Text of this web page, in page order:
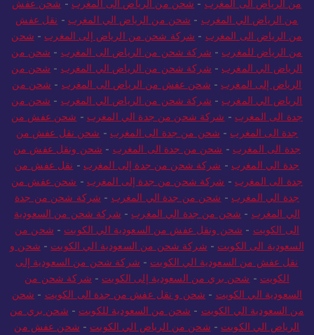
من الرياض الى المغرب - شحن من الرياض الى المغرب - شحن عفش
من الرياض الي المغرب - شحن من الرياض الي المغرب - نقل عفش
من الرياض الى المغرب - شركة شحن من الرياض إلى المغرب - شحن
من الرياض للمغرب - شركة شحن من الرياض الى المغرب - شحن من
الرياض الي المغرب - شركة شحن من الرياض الي المغرب - شحن من
الرياض إلى المغرب - شحن عفش من الرياض الى المغرب - شحن من
الرياض الي المغرب - شركة شحن من الرياض الي المغرب - شحن من
جدة الى المغرب - شركة شحن من جدة الي المغرب - شحن عفش من
جدة الى المغرب - شحن من جدة الى المغرب - شحن نقل عفش من
جدة الى المغرب - شحن من جدة الى المغرب - شحن ونقل عفش من
جدة الي المغرب - شركة شحن من جدة إلى المغرب - نقل عفش من
جدة الى المغرب - شركة شحن من جدة إلى المغرب - شحن عفش من
جدة الي المغرب - شحن من جدة الي المغرب - شركة شحن من جدة
الي المغرب - شحن من جدة الي المغرب - شركة شحن من السعودية
الى الكويت - شحن ونقل عفش من السعودية الي الكويت - شحن من
السعودية الى الكويت - شركة شحن من السعودية الي الكويت - شحن و
نقل عفش من السعودية الي الكويت - شركة شحن من السعودية إلى
الكويت - شحن بري من السعودية إلى الكويت - شركة شحن من
السعودية الي الكويت - شحن و نقل عفش من جدة الى الكويت - شحن
من السعودية الي الكويت - شحن من السعودية للكويت - شحن بري من
الرياض الي الكويت - شحن من الرياض الي الكويت - شحن عفش من